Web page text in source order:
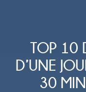
TOP 10
D’UNE
30